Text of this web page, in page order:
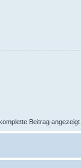
Beitrag angezeigt